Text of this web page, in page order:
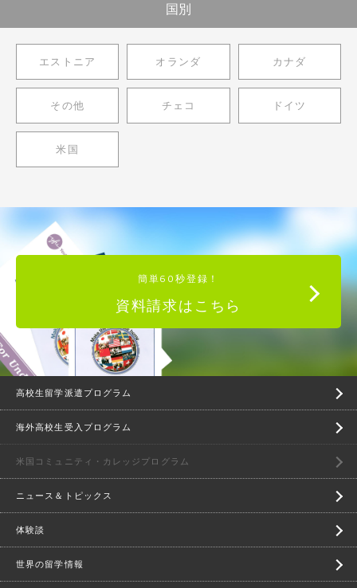
国別
エストニア オランダ カナダ
その他 チェコ ドイツ
米国
簡単60秒登録！
資料請求はこちら
高校生留学派遣プログラム
海外高校生受入プログラム
米国コミュニティ・カレッジプログラム
ニュース＆トピックス
体験談
世界の留学情報